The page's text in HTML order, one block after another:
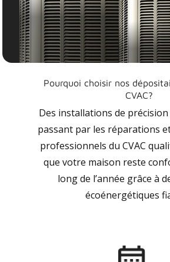
Pourquoi choisir nos
CVAC?
Des installations de précision
passant par les réparations
professionnels du CVAC
que votre maison reste
long de l’année grâce à
écoénergétiques